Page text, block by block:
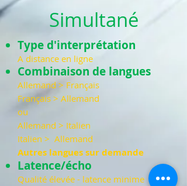
Simultané
Type d'interprétation
A distance en ligne
Combinaison de langues
Allemand > Français
Français > Allemand
ou
Allemand > Italien
Italien > Allemand
Autres langues sur demande
Latence/écho
Qualité élevée - latence minime